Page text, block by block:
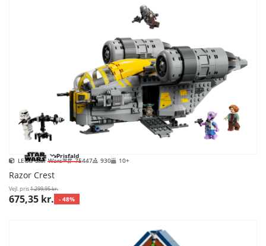
Prisfald
LEGO Star Wars™ 75447 930 10+
Razor Crest
Vejl. pris1.299,95 kr.
675,35 kr. - 48%